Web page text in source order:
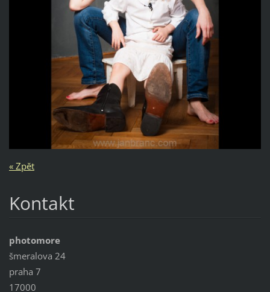
« Zpět
Kontakt
photomore
šmeralova 24
praha 7
17000